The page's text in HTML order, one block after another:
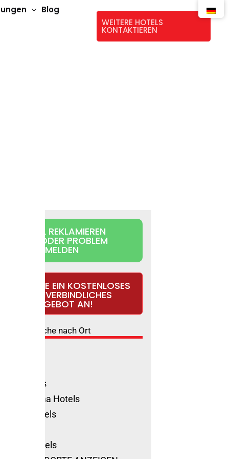
Blog
WEITERE HOTELS
KONTAKTIEREN
HOTEL REKLAMIEREN
UND/ODER PROBLEM
MELDEN
FORDERN SIE EIN KOSTENLOSES
UND UNVERBINDLICHES
ANGEBOT AN!
Suche nach Ort
Hotels
Marittima Hotels
Hotels
Marino Hotels